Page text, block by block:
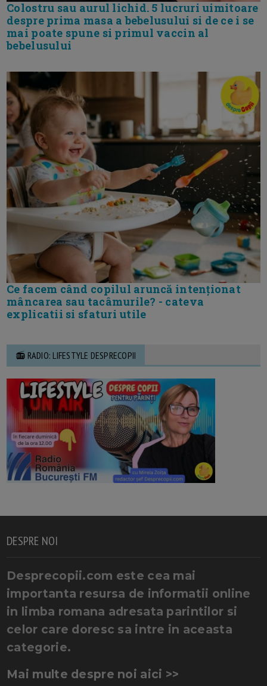
Colostru sau aurul lichid. 5 lucruri uimitoare
despre prima masa a bebelusului si de ce i se
mai poate spune si primul vaccin al
bebelusului
Ce facem când copilul aruncă intenționat
mâncarea sau tacâmurile? - cateva
explicatii si sfaturi utile
📻 RADIO: LIFESTYLE DESPRECOPII
DESPRE NOI
Desprecopii.com este cea mai
importanta resursa de informatii online
in limba romana adresata parintilor si
celor care doresc sa intre in aceasta
categorie.
Mai multe despre noi aici >>